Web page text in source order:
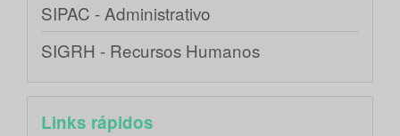
SIPAC - Administrativo
SIGRH - Recursos Humanos
Links rápidos